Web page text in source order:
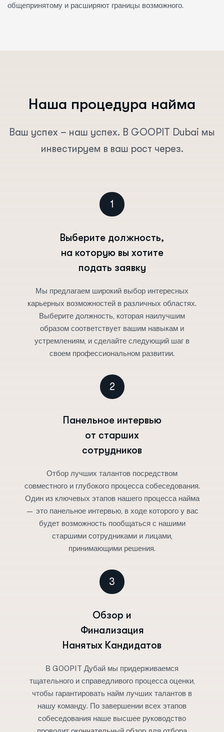
общепринятому и расширяют границы возможного.
Наша процедура найма
Ваш успех – наш успех. В GOOPIT Dubai мы
инвестируем в ваш рост через.
1
Выберите должность,
на которую вы хотите
подать заявку
Мы предлагаем широкий выбор интересных
карьерных возможностей в различных областях.
Выберите должность, которая наилучшим
образом соответствует вашим навыкам и
устремлениям, и сделайте следующий шаг в
своем профессиональном развитии.
2
Панельное интервью
от старших
сотрудников
Отбор лучших талантов посредством
совместного и глубокого процесса собеседования.
Один из ключевых этапов нашего процесса найма
— это панельное интервью, в ходе которого у вас
будет возможность пообщаться с нашими
старшими сотрудниками и лицами,
принимающими решения.
3
Обзор и
Финализация
Нанятых Кандидатов
В GOOPIT Дубай мы придерживаемся
тщательного и справедливого процесса оценки,
чтобы гарантировать найм лучших талантов в
нашу команду. По завершении всех этапов
собеседования наше высшее руководство